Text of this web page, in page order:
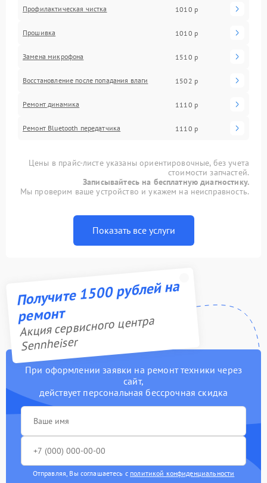
Профилактическая чистка 1010 р
Прошивка 1010 р
Замена микрофона 1510 р
Восстановление после попадания влаги 1502 р
Ремонт динамика 1110 р
Ремонт Bluetooth передатчика 1110 р
Цены в прайс-листе указаны ориентировочные, без учета
стоимости запчастей.
Записывайтесь на бесплатную диагностику.
Мы проверим ваше устройство и укажем на неисправность.
Показать все услуги
Получите 1500 рублей на
ремонт
Акция сервисного центра
Sennheiser
При оформлении заявки на ремонт техники через
сайт,
действует персональная бессрочная скидка
Отправляя, Вы соглашаетесь с политикой конфиденциальности